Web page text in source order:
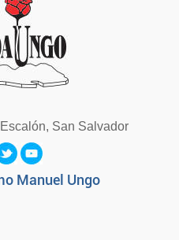
San Salvador
Manuel Ungo